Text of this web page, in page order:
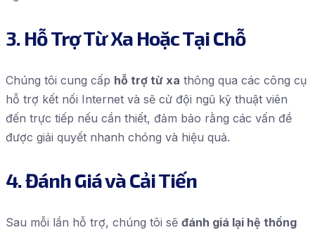
3. Hỗ Trợ Từ Xa Hoặc Tại Chỗ
Chúng tôi cung cấp hỗ trợ từ xa thông qua các công cụ
hỗ trợ kết nối Internet và sẽ cử đội ngũ kỹ thuật viên
đến trực tiếp nếu cần thiết, đảm bảo rằng các vấn đề
được giải quyết nhanh chóng và hiệu quả.
4. Đánh Giá và Cải Tiến
Sau mỗi lần hỗ trợ, chúng tôi sẽ đánh giá lại hệ thống